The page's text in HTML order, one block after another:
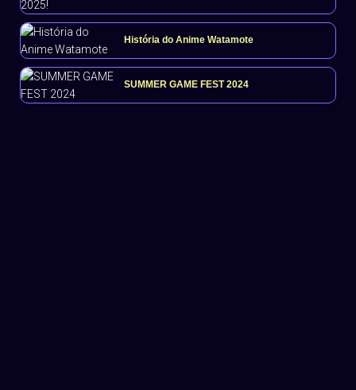
História do Anime Watamote
SUMMER GAME FEST 2024